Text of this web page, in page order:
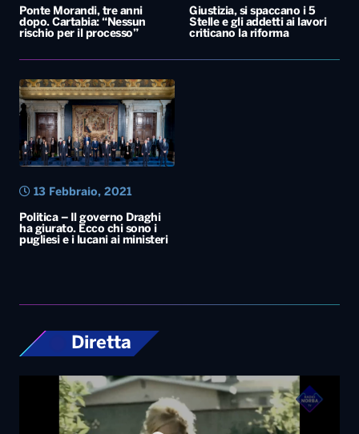
Ponte Morandi, tre anni
dopo. Cartabia: “Nessun
rischio per il processo”
Giustizia, si spaccano i 5
Stelle e gli addetti ai lavori
criticano la riforma
Politica – Il governo Draghi
ha giurato. Ecco chi sono i
pugliesi e i lucani ai ministeri
13 Febbraio, 2021
Diretta